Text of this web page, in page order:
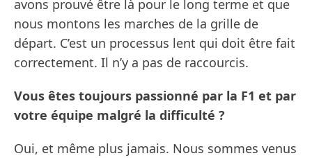
avons prouvé être là pour le long terme et que
nous montons les marches de la grille de
départ. C’est un processus lent qui doit être fait
correctement. Il n’y a pas de raccourcis.
Vous êtes toujours passionné par la F1 et par
votre équipe malgré la difficulté ?
Oui, et même plus jamais. Nous sommes venus